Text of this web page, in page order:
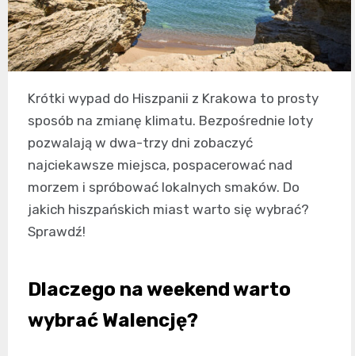
Krótki wypad do Hiszpanii z Krakowa to prosty
sposób na zmianę klimatu. Bezpośrednie loty
pozwalają w dwa-trzy dni zobaczyć
najciekawsze miejsca, pospacerować nad
morzem i spróbować lokalnych smaków. Do
jakich hiszpańskich miast warto się wybrać?
Sprawdź!
Dlaczego na weekend warto
wybrać Walencję?